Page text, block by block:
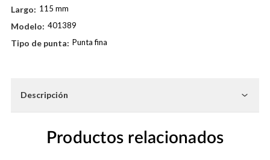
Largo: 115 mm
Modelo: 401389
Tipo de punta: Punta fina
Descripción
Productos relacionados